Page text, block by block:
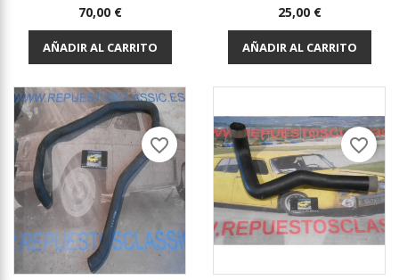
Precio
70,00 €
AÑADIR AL CARRITO
Precio
25,00 €
AÑADIR AL CARRITO
favorite_border favorite_border